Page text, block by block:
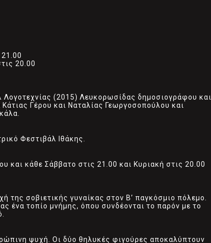
20.00
Λογοτεχνίας (2015) Λευκορωσίδας δημοσιογράφου και
Γέρου και Ναταλίας Γεωργοσοπούλου και
Φεστιβάλ Ιθάκης.
κάθε Σάββατο στις 21.00 και Κυριακή στις 20.00
της σοβιετικής γυναίκας στον Β’ παγκόσμιο πόλεμο.
ένα τοπίο μνήμης, όπου συνδέονται το παρόν με το
ψυχή. Οι δύο θηλυκές φιγούρες αποκαλύπτουν